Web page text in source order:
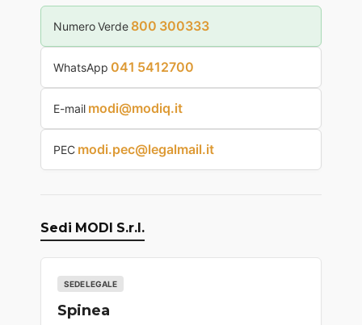
Numero Verde 800 300333
WhatsApp 041 5412700
E-mail modi@modiq.it
PEC modi.pec@legalmail.it
Sedi MODI S.r.l.
SEDE LEGALE
Spinea